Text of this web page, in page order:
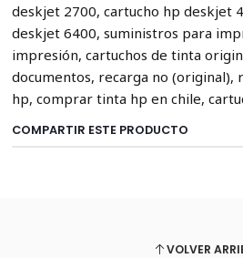
deskjet 2700, cartucho hp deskjet
deskjet 6400, suministros para
impresión, cartuchos de tinta
documentos, recarga no (original),
hp, comprar tinta hp en chile,
COMPARTIR ESTE PRODUCTO
VOLVER